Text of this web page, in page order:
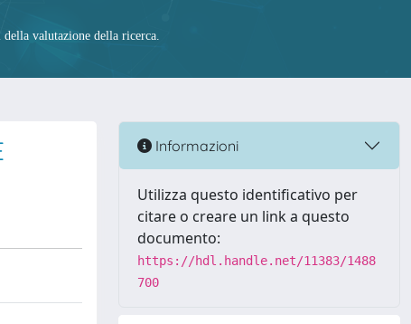
valutazione della ricerca.
Informazioni
Utilizza questo identificativo per
citare o creare un link a questo
documento:
https://hdl.handle.net/11383/1488
700